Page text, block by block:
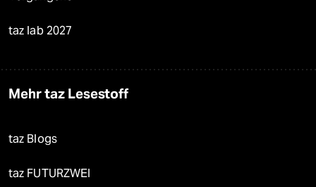
taz lab 2027
Mehr taz Lesestoff
taz Blogs
taz FUTURZWEI